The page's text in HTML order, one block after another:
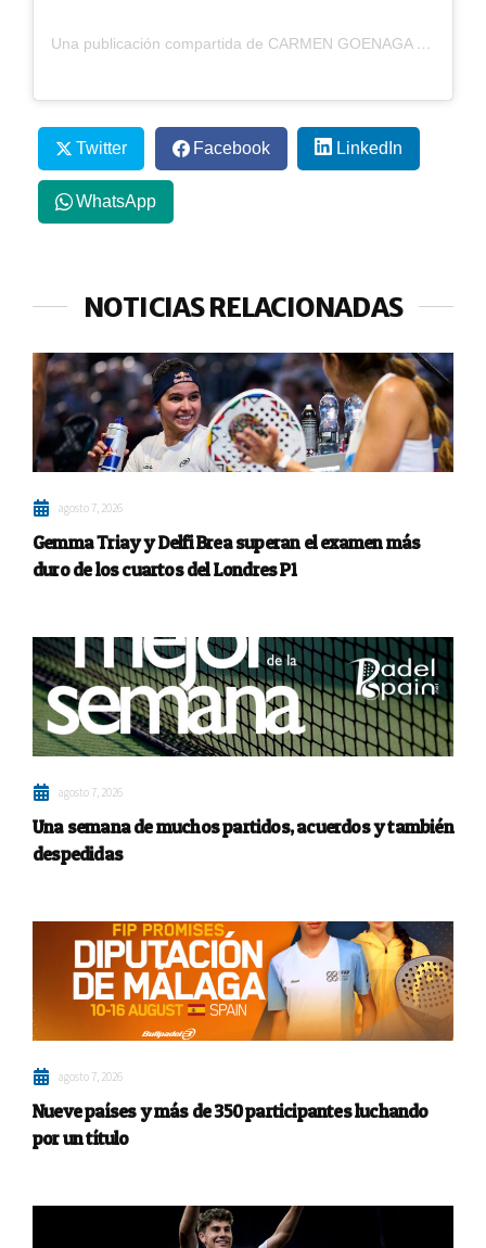
Una publicación compartida de CARMEN GOENAGA (@carmengoenaga__)
Twitter Facebook LinkedIn
WhatsApp
NOTICIAS RELACIONADAS
agosto 7, 2026
Gemma Triay y Delfi Brea superan el examen más
duro de los cuartos del Londres P1
agosto 7, 2026
Una semana de muchos partidos, acuerdos y también
despedidas
agosto 7, 2026
Nueve países y más de 350 participantes luchando
por un título